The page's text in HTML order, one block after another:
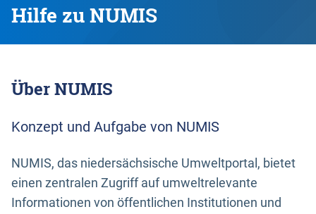
Hilfe zu NUMIS
Über NUMIS
Konzept und Aufgabe von NUMIS
NUMIS, das niedersächsische Umweltportal, bietet
einen zentralen Zugriff auf umweltrelevante
Informationen von öffentlichen Institutionen und